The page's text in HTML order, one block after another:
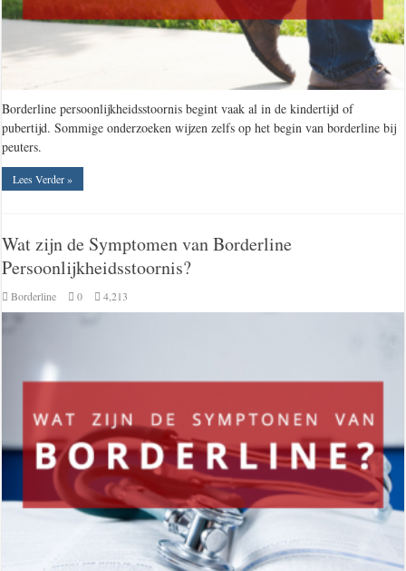
Borderline persoonlijkheidsstoornis begint vaak al in de kindertijd of
pubertijd. Sommige onderzoeken wijzen zelfs op het begin van borderline bij
peuters.
Lees Verder »
Wat zijn de Symptomen van Borderline
Persoonlijkheidsstoornis?
Borderline 0 4,213